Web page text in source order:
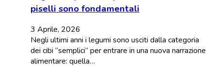
piselli sono fondamentali
3 Aprile, 2026
Negli ultimi anni i legumi sono usciti dalla categoria
dei cibi “semplici” per entrare in una nuova narrazione
alimentare: quella…